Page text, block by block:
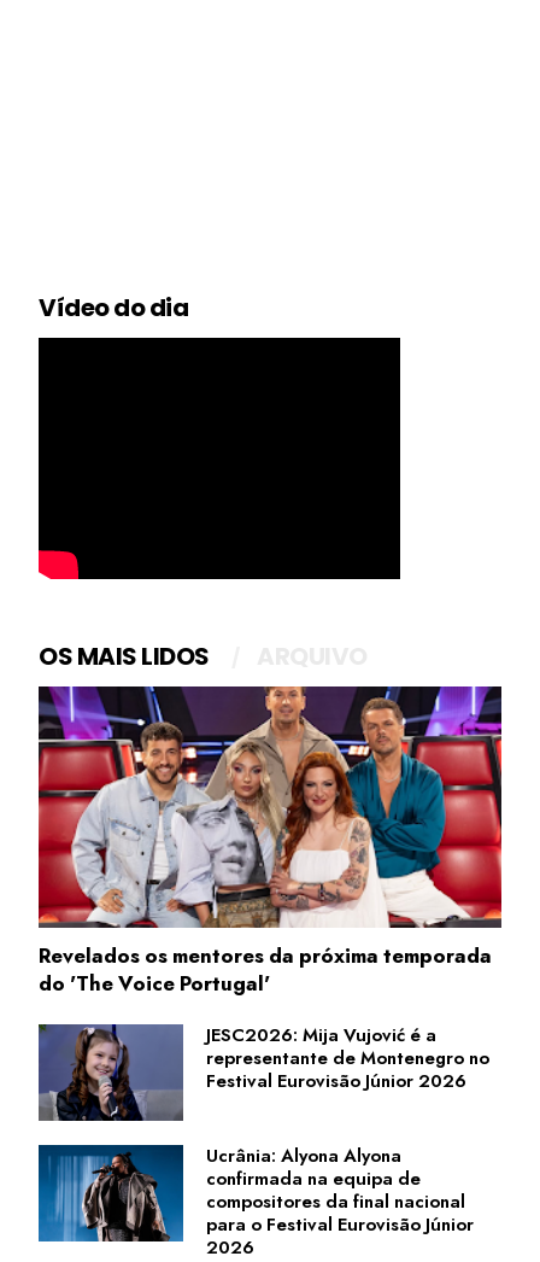
Vídeo do dia
OS MAIS LIDOS
Revelados os mentores da próxima temporada
do 'The Voice Portugal'
JESC2026: Mija Vujović é a
representante de Montenegro no
Festival Eurovisão Júnior 2026
Ucrânia: Alyona Alyona
confirmada na equipa de
compositores da final nacional
para o Festival Eurovisão Júnior
2026